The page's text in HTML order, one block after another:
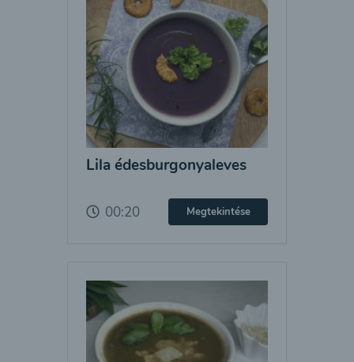
Lila édesburgonyaleves
00:20 Megtekintése